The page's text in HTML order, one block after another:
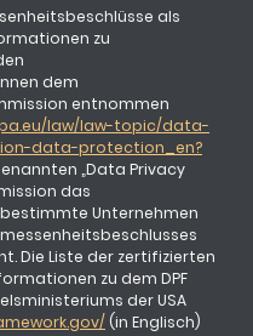
als
zu
dem
entnommen
law/law-topic/data-
data-protection_en?
„Data Privacy
das
Unternehmen
Die Liste der zertifizierten
zu dem DPF
der USA
(in Englisch)